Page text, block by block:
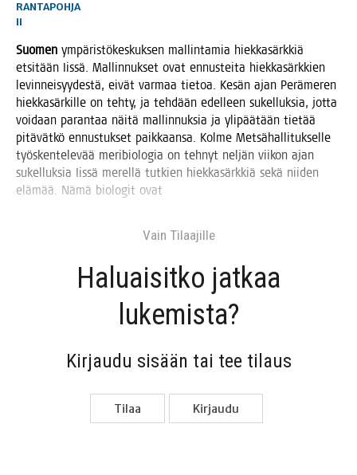
RANTAPOHJA
II
Suo­men ympä­ris­tö­kes­kuk­sen mal­lin­ta­mia hiek­ka­särk­kiä
etsi­tään Iis­sä. Mal­lin­nuk­set ovat ennus­tei­ta hiek­ka­särk­kien
levin­nei­syy­des­tä, eivät var­maa tie­toa. Kesän ajan Perä­me­ren
hiek­ka­sär­kil­le on teh­ty, ja teh­dään edel­leen sukel­luk­sia, jot­ta
voi­daan paran­taa näi­tä mal­lin­nuk­sia ja yli­pää­tään tie­tää
pitä­vät­kö ennus­tuk­set paik­kaan­sa. Kol­me Met­sä­hal­li­tuk­sel­le
työs­ken­te­le­vää meri­bio­lo­gia on teh­nyt nel­jän vii­kon ajan
sukel­luk­sia Iis­sä merel­lä tut­kien hiek­ka­särk­kiä sekä nii­den
elä­mää. Nämä bio­lo­git ovat
Vain Tilaa­jil­le
Haluai­sit­ko jat­kaa
lukemista?
Kir­jau­du sisään tai tee tilaus
Tilaa Kir­jau­du